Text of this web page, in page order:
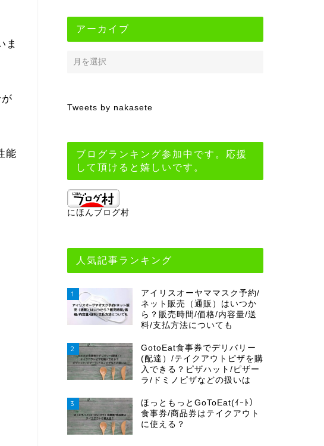
ま
能
アーカイブ
Tweets by nakasete
ブログランキング参加中です。応援
して頂けると嬉しいです。
にほんブログ村
人気記事ランキング
1
アイリスオーヤママスク予約/
ネット販売（通販）はいつか
ら？販売時間/価格/内容量/送
料/支払方法についても
2
GotoEat食事券でデリバリー
(配達）/テイクアウトピザを購
入できる？ピザハット/ピザー
ラ/ドミノピザなどの扱いは
3
ほっともっとGoToEat(ｲｰﾄ）
食事券/商品券はテイクアウト
に使える？